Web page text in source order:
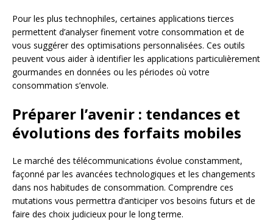
Pour les plus technophiles, certaines applications tierces
permettent d’analyser finement votre consommation et de
vous suggérer des optimisations personnalisées. Ces outils
peuvent vous aider à identifier les applications particulièrement
gourmandes en données ou les périodes où votre
consommation s’envole.
Préparer l’avenir : tendances et
évolutions des forfaits mobiles
Le marché des télécommunications évolue constamment,
façonné par les avancées technologiques et les changements
dans nos habitudes de consommation. Comprendre ces
mutations vous permettra d’anticiper vos besoins futurs et de
faire des choix judicieux pour le long terme.